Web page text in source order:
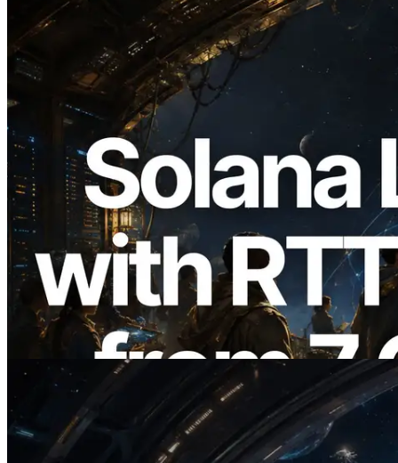
2026.08.05
ERPC Memperluas Solana Leader Slot
API dengan Pengukuran Ping dari 7
Region Global — Validators Information
API Juga Diluncurkan